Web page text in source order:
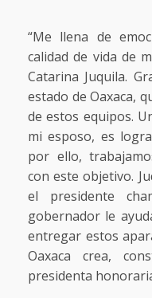
“Me llena de
calidad de vida de
Catarina Juquila.
estado de Oaxaca,
de estos equipos.
mi esposo, es
por ello,
con este objetivo.
el presidente
gobernador le
entregar estos
Oaxaca crea,
presidenta